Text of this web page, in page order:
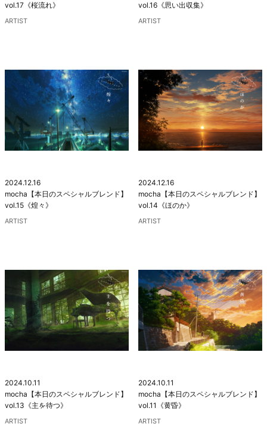
vol.17《桜流れ》
ARTIST
vol.16《思い出収集》
ARTIST
2024.12.16
mocha【本日のスペシャルブレンド】
vol.15《煌々》
ARTIST
2024.12.16
mocha【本日のスペシャルブレンド】
vol.14《ほのか》
ARTIST
2024.10.11
mocha【本日のスペシャルブレンド】
vol.13《主を待つ》
ARTIST
2024.10.11
mocha【本日のスペシャルブレンド】
vol.11《黄昏》
ARTIST